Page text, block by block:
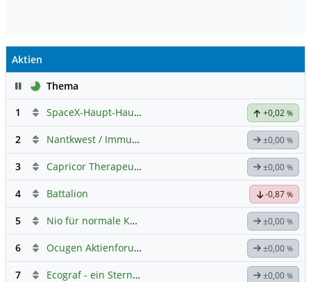
Aktien
PauseThema
1
SpaceX-Haupt-Hauptforum +0,02 %
2 Nantkwest / Immunitybio -> IBRX ±0,00 %
3 Capricor Therapeutics ±0,00 %
4 Battalion -0,87 %
5 Nio für normale Kommunikation ±0,00 %
6 Ocugen Aktienforum ±0,00 %
7 Ecograf - ein Stern am Graphithimmel ±0,00 %